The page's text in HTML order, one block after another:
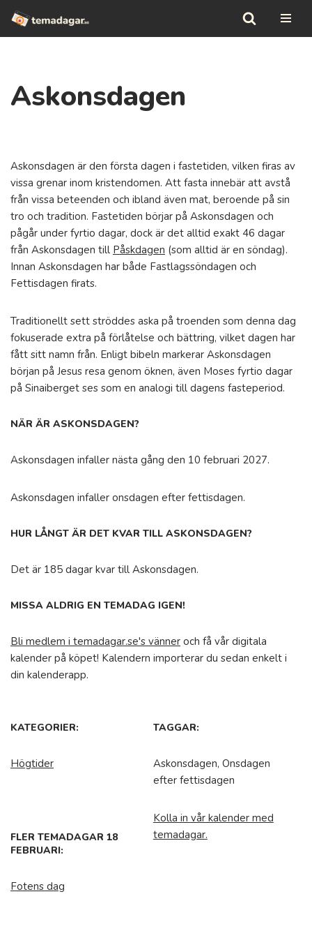
Hoppa
Askonsdagen
Askonsdagen är den första dagen i fastetiden, vilken firas av
vissa grenar inom kristendomen. Att fasta innebär att avstå
från vissa beteenden och ibland även mat, beroende på sin
tro och tradition. Fastetiden börjar på Askonsdagen och
pågår under fyrtio dagar, dock är det alltid exakt 46 dagar
från Askonsdagen till Påskdagen (som alltid är en söndag).
Innan Askonsdagen har både Fastlagssöndagen och
Fettisdagen firats.
Traditionellt sett ströddes aska på troenden som denna dag
fokuserade extra på förlåtelse och bättring, vilket dagen har
fått sitt namn från. Enligt bibeln markerar Askonsdagen
början på Jesus resa genom öknen, även Moses fyrtio dagar
på Sinaiberget ses som en analogi till dagens fasteperiod.
NÄR ÄR ASKONSDAGEN?
Askonsdagen infaller nästa gång den 10 februari 2027.
Askonsdagen infaller onsdagen efter fettisdagen.
HUR LÅNGT ÄR DET KVAR TILL ASKONSDAGEN?
Det är 185 dagar kvar till Askonsdagen.
MISSA ALDRIG EN TEMADAG IGEN!
Bli medlem i temadagar.se's vänner och få vår digitala
kalender på köpet! Kalendern importerar du sedan enkelt i
din kalenderapp.
KATEGORIER:
Högtider
TAGGAR:
Askonsdagen, Onsdagen
efter fettisdagen
FLER TEMADAGAR 18
FEBRUARI:
Fotens dag
Kolla in vår kalender med
temadagar.